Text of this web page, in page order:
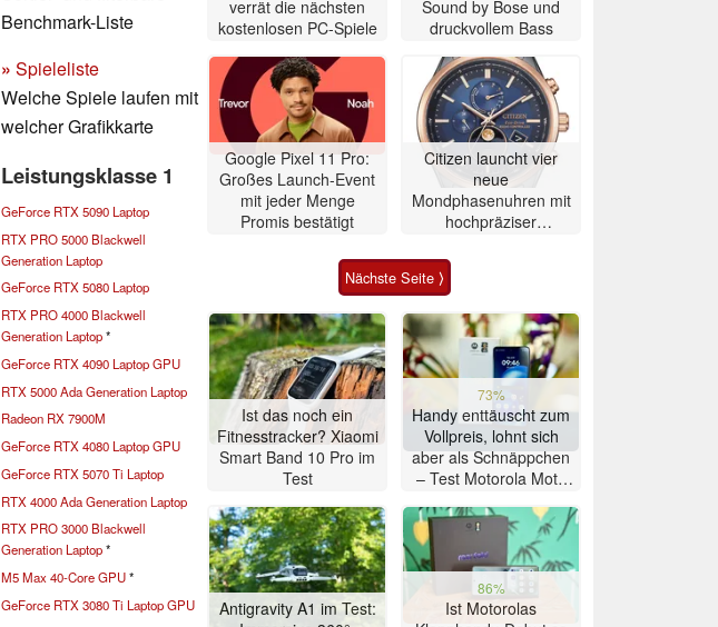
Benchmark-Liste
» Spieleliste
Welche Spiele laufen mit
welcher Grafikkarte
Leistungsklasse 1
GeForce RTX 5090 Laptop
RTX PRO 5000 Blackwell
Generation Laptop
GeForce RTX 5080 Laptop
RTX PRO 4000 Blackwell
Generation Laptop*
GeForce RTX 4090 Laptop GPU
RTX 5000 Ada Generation Laptop
Radeon RX 7900M
GeForce RTX 4080 Laptop GPU
GeForce RTX 5070 Ti Laptop
RTX 4000 Ada Generation Laptop
RTX PRO 3000 Blackwell
Generation Laptop*
M5 Max 40-Core GPU*
GeForce RTX 3080 Ti Laptop GPU
verrät die nächsten
kostenlosen PC-Spiele
Sound by Bose und
druckvollem Bass
Google Pixel 11 Pro:
Großes Launch-Event
mit jeder Menge
Promis bestätigt
Citizen launcht vier
neue
Mondphasenuhren mit
hochpräziser
Nächste Seite ⟩
Ist das noch ein
Fitnesstracker? Xiaomi
Smart Band 10 Pro im
Test
73%
Handy enttäuscht zum
Vollpreis, lohnt sich
aber als Schnäppchen
– Test Motorola Moto
Antigravity A1 im Test:
86%
Ist Motorolas